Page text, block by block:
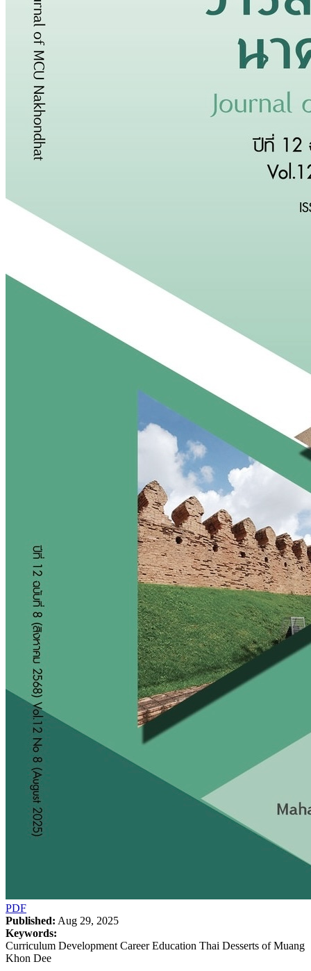
PDF
Published: Aug 29, 2025
Keywords:
Curriculum Development Career Education Thai Desserts of Muang
Khon Dee